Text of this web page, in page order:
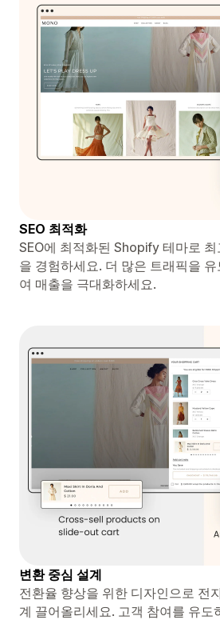
SEO 최적화
SEO에 최적화된 Shopify 테마로
을 경험하세요. 더 많은 트래픽을
여 매출을 극대화하세요.
변환 중심 설계
전환율 향상을 위한 디자인으로 전
계 끌어올리세요. 고객 참여를 유도